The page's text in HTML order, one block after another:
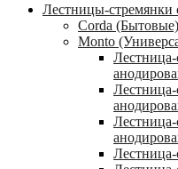
Лестницы-стремянки
Corda (Бытовые)
Monto
Лестница-
Лестница-
Лестница-
Лестница-